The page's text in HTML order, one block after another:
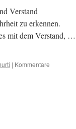
Verstand
zu erkennen.
mit dem Verstand, …
| Kommentare